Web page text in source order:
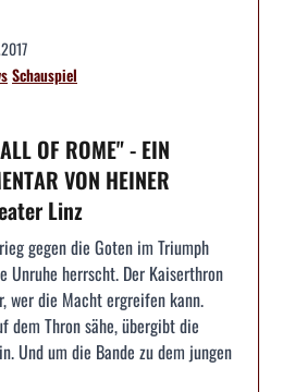
Schauspiel
OF ROME" - EIN
VON HEINER
Linz
gegen die Goten im Triumph
Unruhe herrscht. Der Kaiserthron
wer die Macht ergreifen kann.
dem Thron sähe, übergibt die
Und um die Bande zu dem jungen